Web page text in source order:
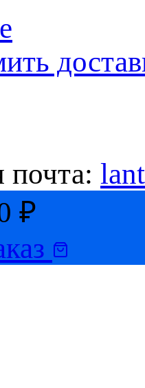
почта:
₽